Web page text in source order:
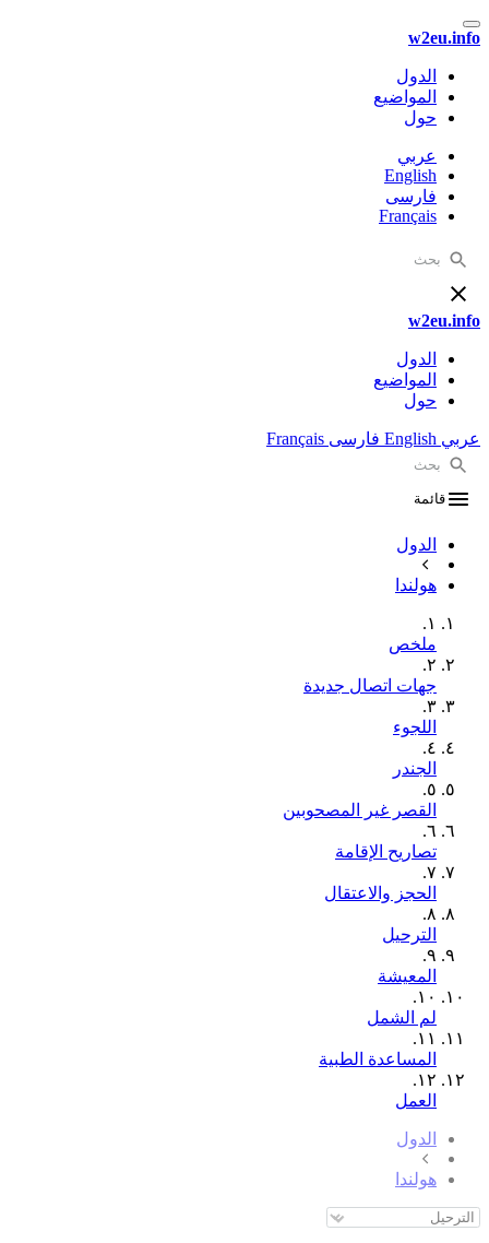
w2eu.info
الدول
المواضيع
حول
عربي
English
فارسی
Français
w2eu.info
الدول
المواضيع
حول
عربي English فارسی Français
قائمة
الدول
هولندا
١.
ملخص
٢.
جهات اتصال جديدة
٣.
اللجوء
٤.
الجندر
٥.
القصر غير المصحوبين
٦.
تصاريح الإقامة
٧.
الحجز والاعتقال
٨.
الترحيل
٩.
المعيشة
١٠.
لم الشمل
١١.
المساعدة الطبية
١٢.
العمل
الدول
هولندا